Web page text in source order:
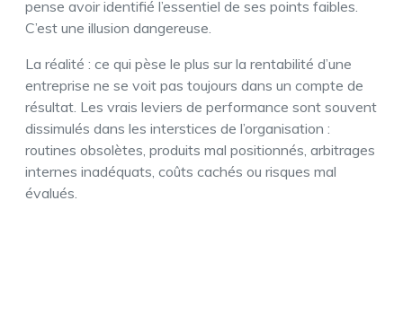
pense avoir identifié l’essentiel de ses points faibles.
C’est une illusion dangereuse.
La réalité : ce qui pèse le plus sur la rentabilité d’une
entreprise ne se voit pas toujours dans un compte de
résultat. Les vrais leviers de performance sont souvent
dissimulés dans les interstices de l’organisation :
routines obsolètes, produits mal positionnés, arbitrages
internes inadéquats, coûts cachés ou risques mal
évalués.